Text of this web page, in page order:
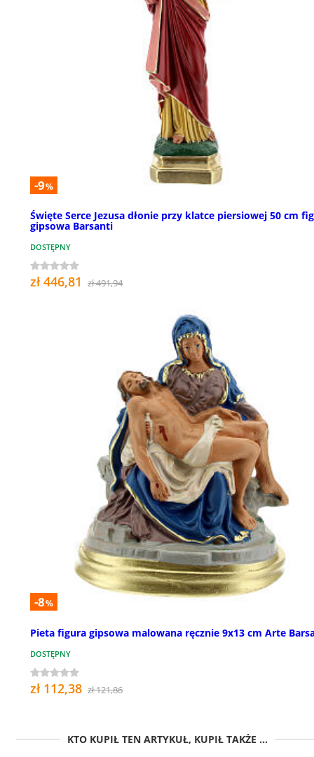
-9%
Święte Serce Jezusa dłonie przy klatce piersiowej 50 cm
gipsowa Barsanti
DOSTĘPNY
zł 446,81 zł 491,94
-8%
Pieta figura gipsowa malowana ręcznie 9x13 cm Arte
DOSTĘPNY
zł 112,38 zł 121,86
KTO KUPIŁ TEN ARTYKUŁ, KUPIŁ TAKŻE ...